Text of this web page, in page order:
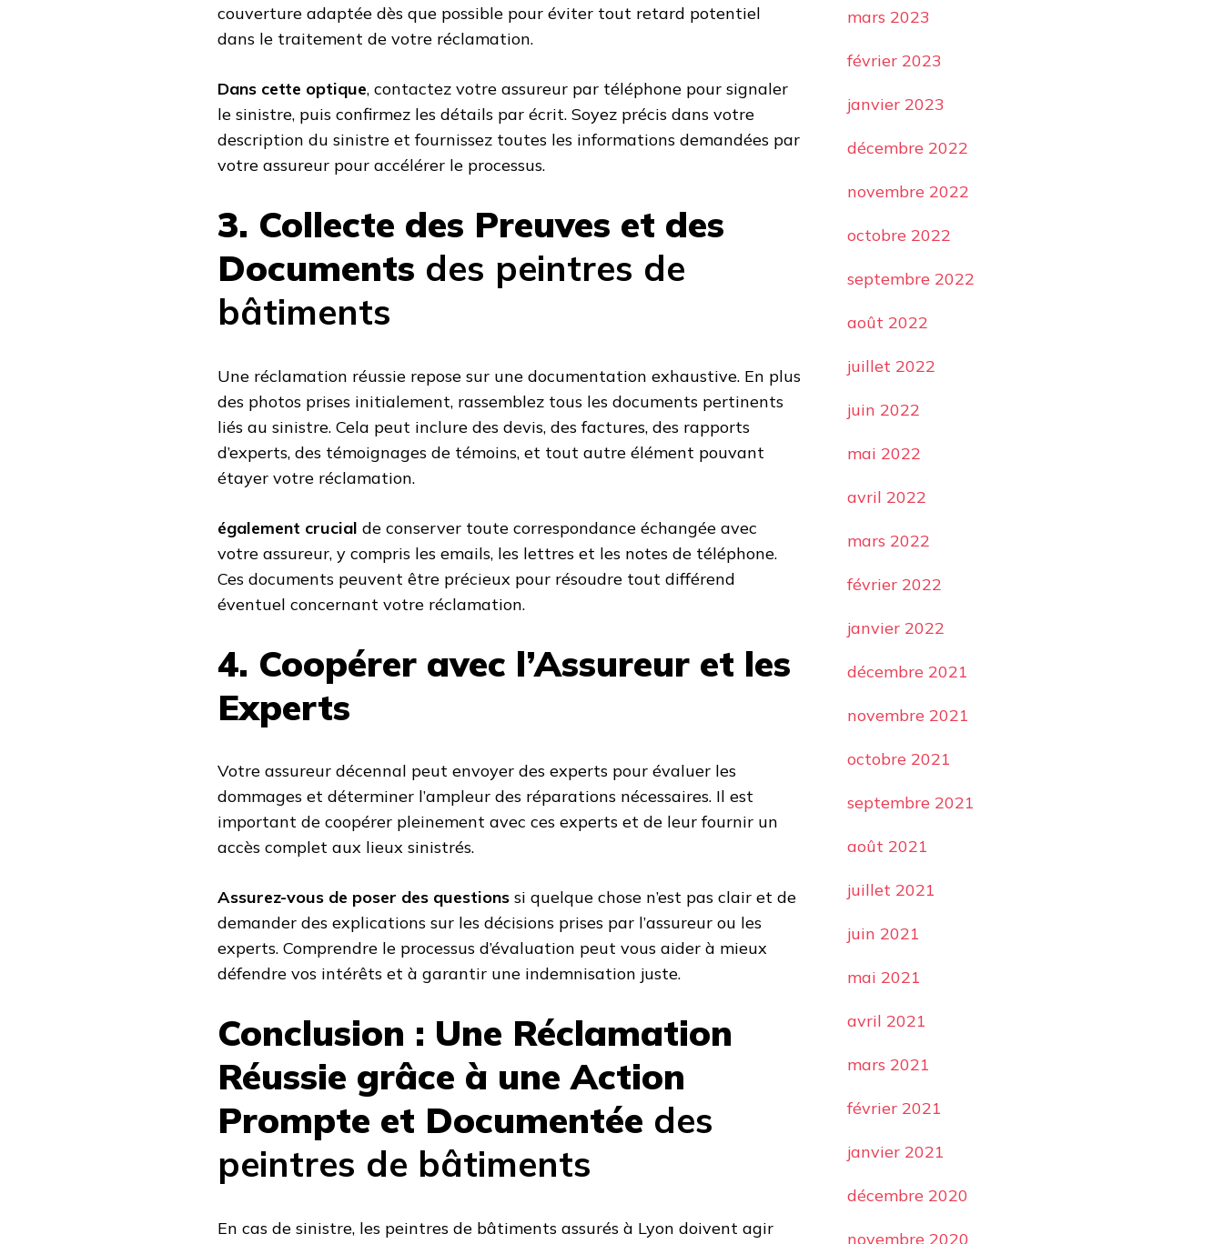
couverture adaptée dès que possible pour éviter tout retard potentiel
dans le traitement de votre réclamation.
Dans cette optique, contactez votre assureur par téléphone pour signaler
le sinistre, puis confirmez les détails par écrit. Soyez précis dans votre
description du sinistre et fournissez toutes les informations demandées par
votre assureur pour accélérer le processus.
3. Collecte des Preuves et des
Documents des peintres de
bâtiments
Une réclamation réussie repose sur une documentation exhaustive. En plus
des photos prises initialement, rassemblez tous les documents pertinents
liés au sinistre. Cela peut inclure des devis, des factures, des rapports
d’experts, des témoignages de témoins, et tout autre élément pouvant
étayer votre réclamation.
également crucial de conserver toute correspondance échangée avec
votre assureur, y compris les emails, les lettres et les notes de téléphone.
Ces documents peuvent être précieux pour résoudre tout différend
éventuel concernant votre réclamation.
4. Coopérer avec l’Assureur et les
Experts
Votre assureur décennal peut envoyer des experts pour évaluer les
dommages et déterminer l’ampleur des réparations nécessaires. Il est
important de coopérer pleinement avec ces experts et de leur fournir un
accès complet aux lieux sinistrés.
Assurez-vous de poser des questions si quelque chose n’est pas clair et de
demander des explications sur les décisions prises par l’assureur ou les
experts. Comprendre le processus d’évaluation peut vous aider à mieux
défendre vos intérêts et à garantir une indemnisation juste.
Conclusion : Une Réclamation
Réussie grâce à une Action
Prompte et Documentée des
peintres de bâtiments
En cas de sinistre, les peintres de bâtiments assurés à Lyon doivent agir
mars 2023
février 2023
janvier 2023
décembre 2022
novembre 2022
octobre 2022
septembre 2022
août 2022
juillet 2022
juin 2022
mai 2022
avril 2022
mars 2022
février 2022
janvier 2022
décembre 2021
novembre 2021
octobre 2021
septembre 2021
août 2021
juillet 2021
juin 2021
mai 2021
avril 2021
mars 2021
février 2021
janvier 2021
décembre 2020
novembre 2020